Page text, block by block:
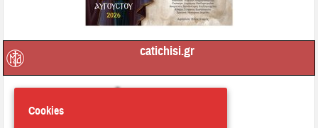
catichisi.gr
Cookies